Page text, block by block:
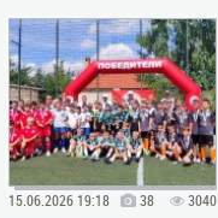
15.06.2026 19:18 38 3040